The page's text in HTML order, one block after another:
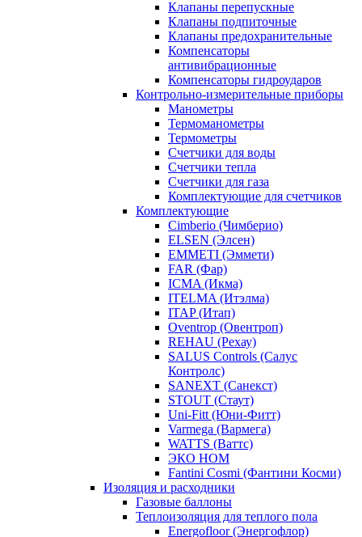
Клапаны перепускные
Клапаны подпиточные
Клапаны предохранительные
Компенсаторы
антивибрационные
Компенсаторы гидроударов
Контрольно-измерительные приборы
Манометры
Термоманометры
Термометры
Счетчики для воды
Счетчики тепла
Счетчики для газа
Комплектующие для счетчиков
Комплектующие
Cimberio (Чимберио)
ELSEN (Элсен)
EMMETI (Эммети)
FAR (Фар)
ICMA (Икма)
ITELMA (Итэлма)
ITAP (Итап)
Oventrop (Овентроп)
REHAU (Рехау)
SALUS Controls (Салус
Контролс)
SANEXT (Санекст)
STOUT (Стаут)
Uni-Fitt (Юни-Фитт)
Varmega (Вармега)
WATTS (Ваттс)
ЭКО НОМ
Fantini Cosmi (Фантини Косми)
Изоляция и расходники
Газовые баллоны
Теплоизоляция для теплого пола
Energofloor (Энергофлор)